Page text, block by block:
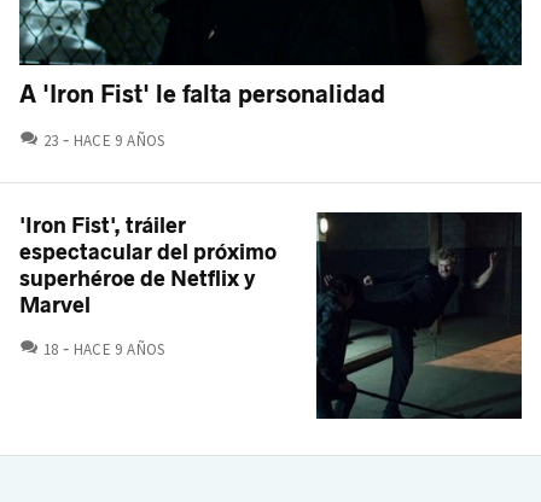
A 'Iron Fist' le falta personalidad
23 COMENTARIOS
HACE 9 AÑOS
'Iron Fist', tráiler
espectacular del próximo
superhéroe de Netflix y
Marvel
18 COMENTARIOS
HACE 9 AÑOS